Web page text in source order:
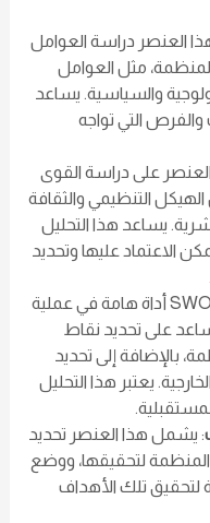
العنصر دراسة العوامل
المنظمة، مثل العوامل
والسياسية. يساعد
التي تواجه
على دراسة القوى
التنظيمي والثقافة
يساعد هذا التحليل
الاعتماد عليها وتحديد
: يعتبر تحليل SWOT أداة هامة في عملية
على تحديد نقاط
بالإضافة إلى تحديد
يعتبر هذا التحليل
: يشمل هذا العنصر تحديد
المنظمة لتحقيقها، ووضع
لتحقيق تلك الأهداف